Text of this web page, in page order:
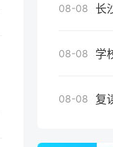
08-08
08-08
08-08